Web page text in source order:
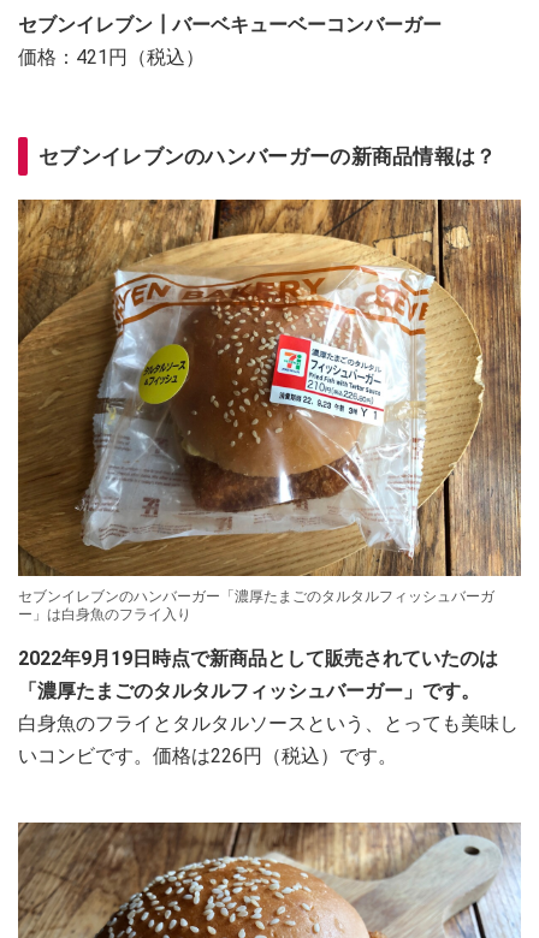
セブンイレブン┃バーベキューベーコンバーガー
価格：421円（税込）
セブンイレブンのハンバーガーの新商品情報は？
セブンイレブンのハンバーガー「濃厚たまごのタルタルフィッシュバーガ
ー」は白身魚のフライ入り
2022年9月19日時点で新商品として販売されていたのは
「濃厚たまごのタルタルフィッシュバーガー」です。
白身魚のフライとタルタルソースという、とっても美味し
いコンビです。価格は226円（税込）です。